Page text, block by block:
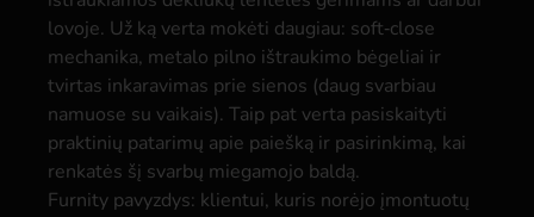
lovoje. Už ką verta mokėti daugiau: soft‑close
mechanika, metalo pilno ištraukimo bėgeliai ir
tvirtas inkaravimas prie sienos (daug svarbiau
namuose su vaikais). Taip pat verta pasiskaityti
praktinių patarimų apie paiešką ir pasirinkimą, kai
renkatės šį svarbų miegamojo baldą.
Furnity pavyzdys: klientui, kuris norėjo įmontuotų